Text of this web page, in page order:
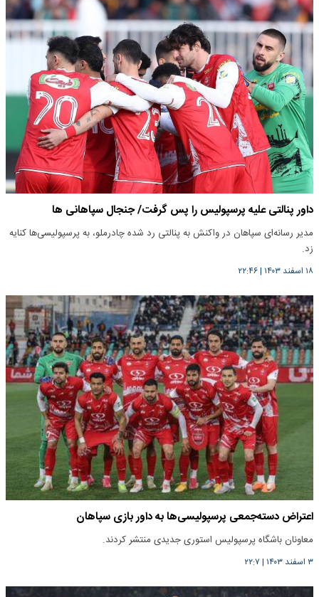
داور پنالتی علیه پرسپولیس را پس گرفت/ جنجال سپاهانی ها
مدیر رسانه‌ای سپاهان در واکنش به پنالتی رد شده چادرملو، به پرسپولیسی‌ها کنایه
زد.
۱۸ اسفند ۱۴۰۳ |۲۲:۴۶
اعتراض دسته‌جمعی پرسپولیسی‌ها به داور بازی سپاهان
معاونان باشگاه پرسپولیس استوری جدیدی منتشر کردند.
۳ اسفند ۱۴۰۳ | ۲۲:۷